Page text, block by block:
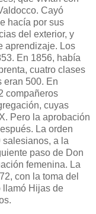
Cayó
hacía por sus
del exterior, y
aprendizaje. Los
En 1856, había
cuatro clases
eran 500. En
compañeros
cuyas
Pero la aprobación
La orden
a la
paso de Don
femenina. La
con la toma del
llamó Hijas de